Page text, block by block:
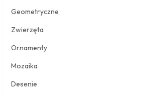
Geometryczne
Zwierzęta
Ornamenty
Mozaika
Desenie